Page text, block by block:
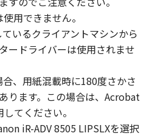
provided
that all such users shall
this Agreement and
and
of the SOFTWARE
用できません。
いるクライアントマシンから
ードライバーは使用されませ
、用紙混載時に180度さかさ
ります。この場合は、Acrobat
てください。
iR-ADV 8505 LIPSLXを選択